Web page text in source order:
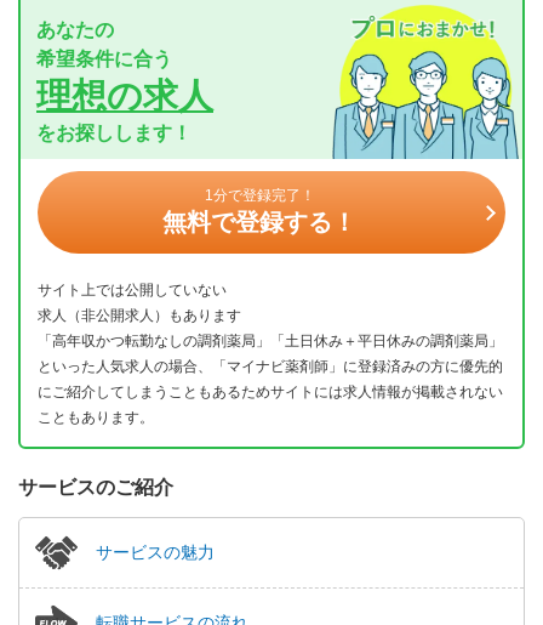
あなたの
希望条件に合う
理想の求人
をお探しします！
1分で登録完了！
無料で登録する！
サイト上では公開していない
求人（非公開求人）もあります
「高年収かつ転勤なしの調剤薬局」「土日休み＋平日休みの調剤薬局」
といった人気求人の場合、「マイナビ薬剤師」に登録済みの方に優先的
にご紹介してしまうこともあるためサイトには求人情報が掲載されない
こともあります。
サービスのご紹介
サービスの魅力